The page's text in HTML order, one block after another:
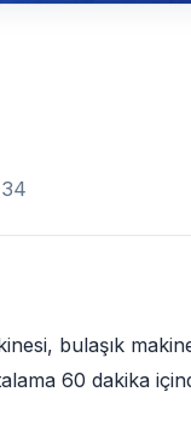
bulaşık
60 dakika